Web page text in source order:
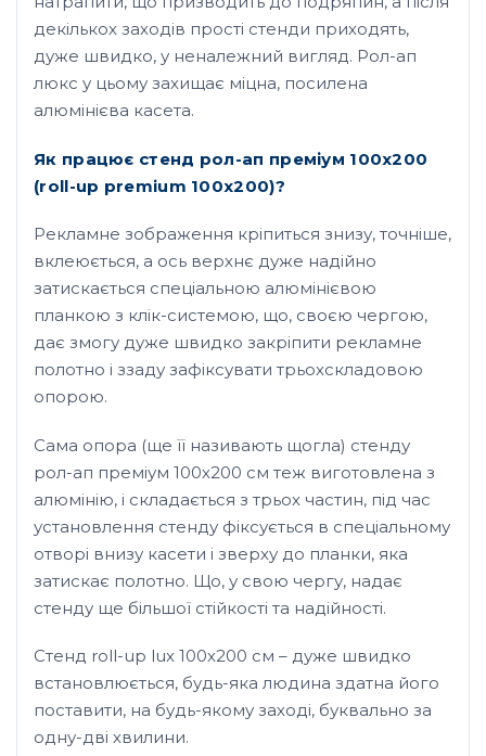
декількох заходів прості стенди приходять,
дуже швидко, у неналежний вигляд. Рол-ап
люкс у цьому захищає міцна, посилена
алюмінієва касета.
Як працює стенд рол-ап преміум 100х200
(roll-up premium 100х200)?
Рекламне зображення кріпиться знизу, точніше,
вклеюється, а ось верхнє дуже надійно
затискається спеціальною алюмінієвою
планкою з клік-системою, що, своєю чергою,
дає змогу дуже швидко закріпити рекламне
полотно і ззаду зафіксувати трьохскладовою
опорою.
Сама опора (ще її називають щогла) стенду
рол-ап преміум 100х200 см теж виготовлена з
алюмінію, і складається з трьох частин, під час
установлення стенду фіксується в спеціальному
отворі внизу касети і зверху до планки, яка
затискає полотно. Що, у свою чергу, надає
стенду ще більшої стійкості та надійності.
Стенд roll-up lux 100х200 см – дуже швидко
встановлюється, будь-яка людина здатна його
поставити, на будь-якому заході, буквально за
одну-дві хвилини.